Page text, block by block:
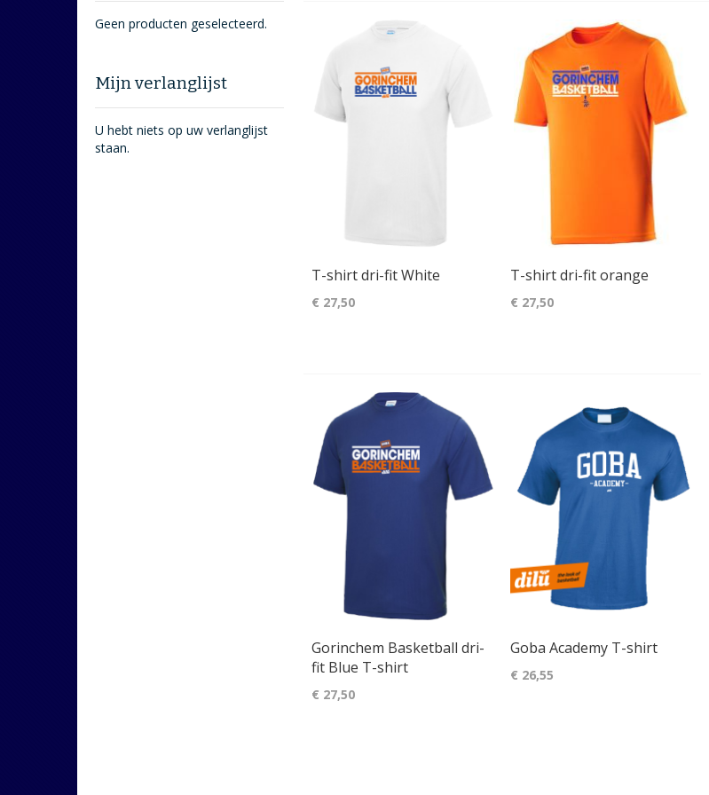
T-shirt dri-fit White
€ 27,50
T-shirt dri-fit orange
€ 27,50
Gorinchem Basketball dri-
fit Blue T-shirt
€ 27,50
Goba Academy T-shirt
€ 26,55
Geen producten geselecteerd.
Mijn verlanglijst
U hebt niets op uw verlanglijst
staan.